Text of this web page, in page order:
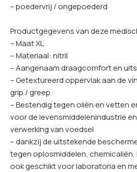
– poedervrij / ongepoederd
Productgegevens van deze
– Maat XL
– Materiaal: nitril
– Aangenaam draagcomfort en
– Getextureerd oppervlak aan de
grip / greep
– Bestendig tegen oliën en vetten
voor de levensmiddelenindustrie
verwerking van voedsel
– dankzij de uitstekende
tegen oplosmiddelen,
ook geschikt voor laboratoria en